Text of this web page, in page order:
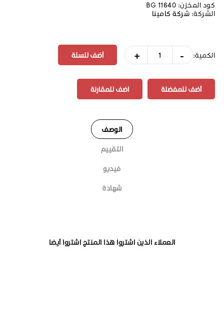
كود المخزن: BG 11640
الشركة: شركة كامينا
الكمية: -
+
أضف للمفضلة اضف للمقارنة
الوصف
التقييم
فيديو
شهادة
العملاء الذين اشتروا هذا المنتج اشتروا أيضا